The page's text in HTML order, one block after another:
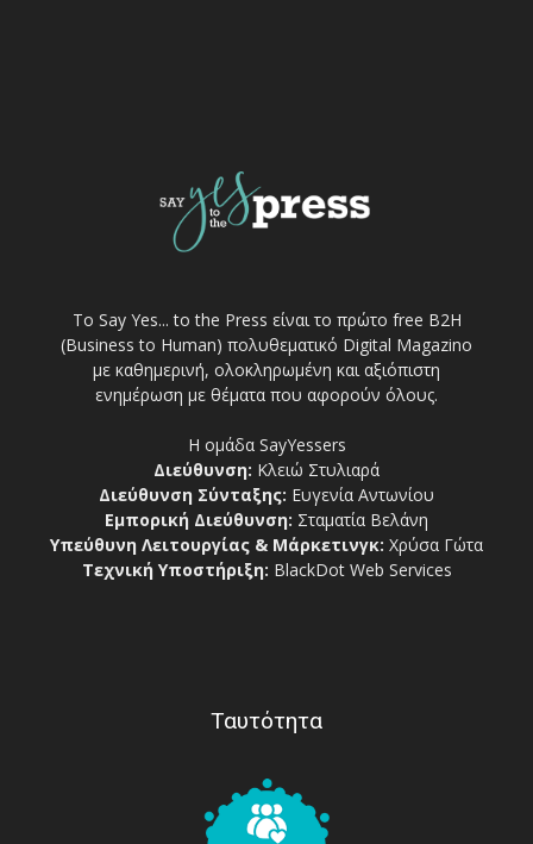
Το Say Yes... to the Press είναι το πρώτο free Β2Η
(Business to Human) πολυθεματικό Digital Magazino
με καθημερινή, ολοκληρωμένη και αξιόπιστη
ενημέρωση με θέματα που αφορούν όλους.
Η ομάδα SayYessers
Διεύθυνση: Κλειώ Στυλιαρά
Διεύθυνση Σύνταξης: Ευγενία Αντωνίου
Εμπορική Διεύθυνση: Σταματία Βελάνη
Υπεύθυνη Λειτουργίας & Μάρκετινγκ: Χρύσα Γώτα
Τεχνική Υποστήριξη: BlackDot Web Services
Ταυτότητα